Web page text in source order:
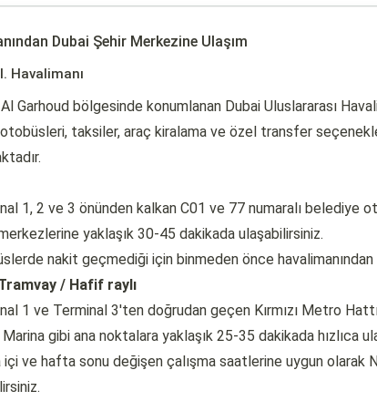
Dubai Şehir Merkezine Ulaşım
Havalimanı
Garhoud bölgesinde konumlanan Dubai Uluslararası
taksiler, araç kiralama ve özel transfer
1, 2 ve 3 önünden kalkan C01 ve 77 numaralı belediye
yaklaşık 30-45 dakikada ulaşabilirsiniz.
nakit geçmediği için binmeden önce
/ Hafif raylı
1 ve Terminal 3'ten doğrudan geçen Kırmızı Metro
Marina gibi ana noktalara yaklaşık 25-35 dakikada hızlıca
ve hafta sonu değişen çalışma saatlerine uygun olarak